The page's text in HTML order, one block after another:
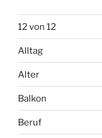
12 von 12
Alltag
Alter
Balkon
Beruf